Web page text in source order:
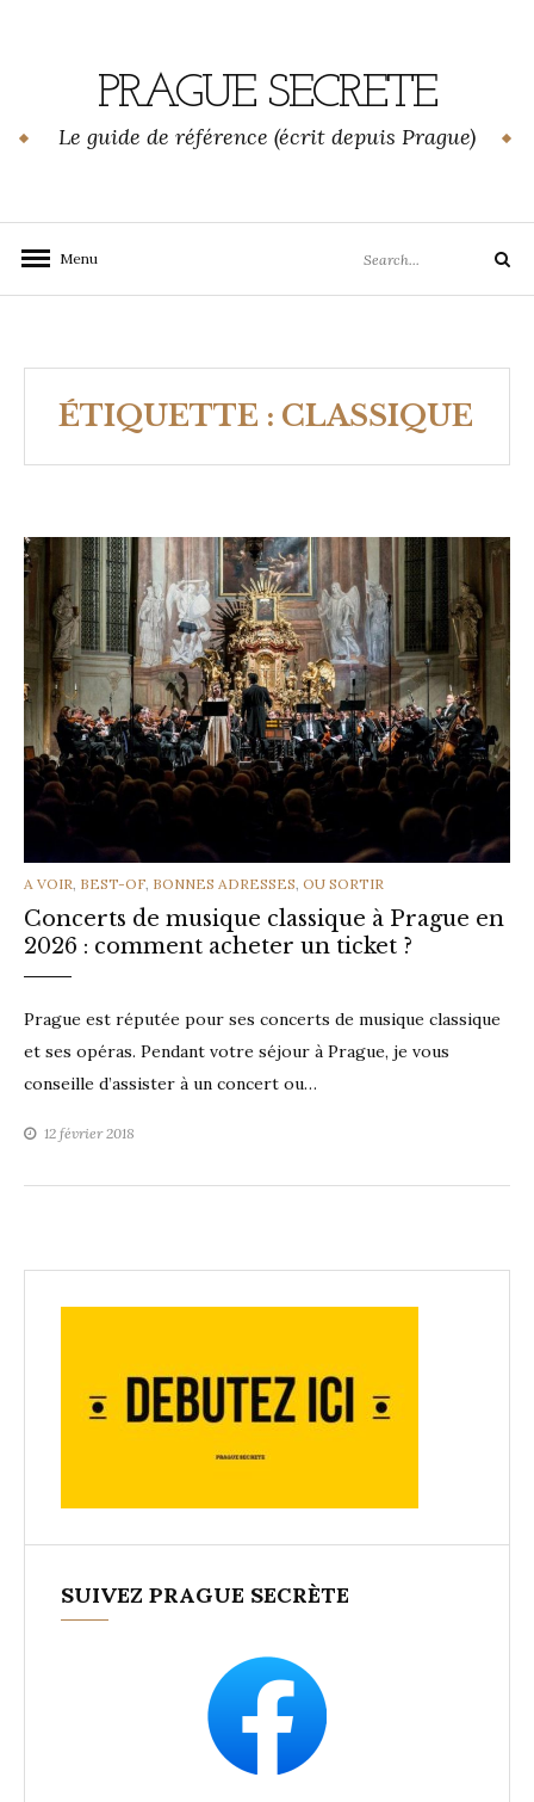
PRAGUE SECRETE
Le guide de référence (écrit depuis Prague)
Menu
for:
Search
ÉTIQUETTE : CLASSIQUE
CATEGORIES
A VOIR BEST-OF BONNES ADRESSES OU SORTIR
Concerts de musique classique à Prague en
2026 : comment acheter un ticket ?
Prague est réputée pour ses concerts de musique classique
et ses opéras. Pendant votre séjour à Prague, je vous
conseille d’assister à un concert ou…
12 février 2018
SUIVEZ PRAGUE SECRÈTE